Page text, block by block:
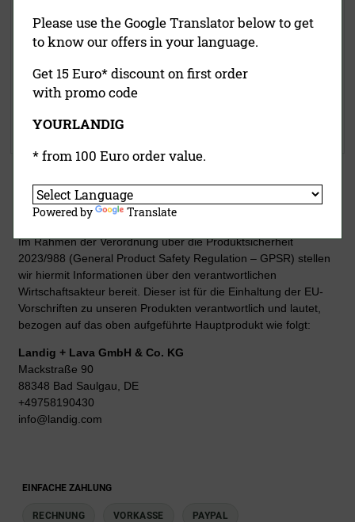
29,50 €
inklusive MwSt.exkl.
ab16,90 €
Details zur Produktsicherheit
Im Rahmen der Verordnung über die Produktsicherheit
2023/988 (General Product Safety Regulation – GPSR) stellen
wir hiermit Informationen über den verantwortlichen
Wirtschaftsakteur bereit. Dieser ist für die Einhaltung der EU-
Vorschriften zu unseren Produkten verantwortlich und lautet,
bezogen auf das oben aufgeführte Hauptprodukt wie folgt:
Landig + Lava GmbH & Co. KG
Mackstraße 90
88348 Bad Saulgau, DE
+49758190430
info@landig.com
EINFACHE ZAHLUNG
RECHNUNG VORKASSE PAYPAL
Please use the Google Translator below to get
to know our offers in your language.
Get 15 Euro* discount on first order
with promo code
YOURLANDIG
* from 100 Euro order value.
Powered by Translate